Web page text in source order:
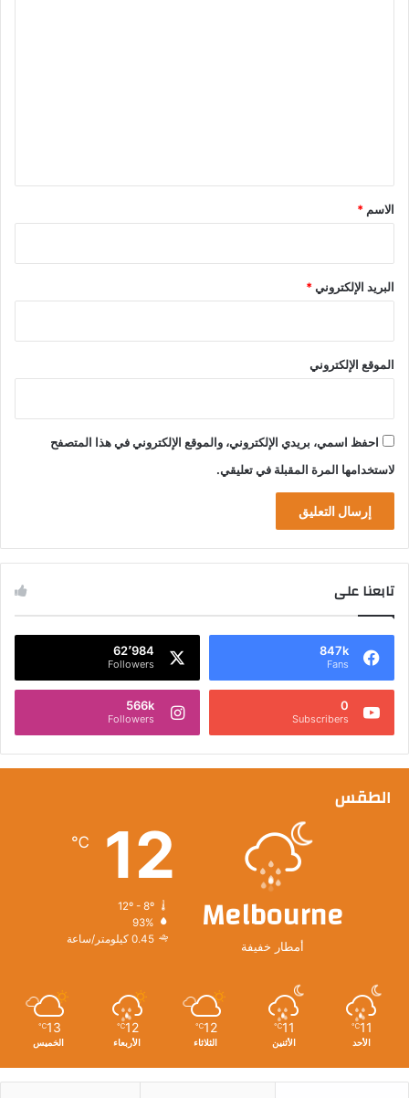
*
الاسم *
البريد الإلكتروني*
الموقع الإلكتروني
احفظ اسمي، بريدي الإلكتروني، والموقع الإلكتروني في هذا المتصفح
لاستخدامها المرة المقبلة في تعليقي.
تابعنا على
847k
Fans
62٬984
Followers
0
Subscribers
566k
Followers
الطقس
Melbourne
أمطار خفيفة
12
℃
12º - 8º
93%
0.45 كيلومتر/ساعة
11
℃
الأحد
11
℃
الأثنين
12
℃
الثلاثاء
12
℃
الأربعاء
13
℃
الخميس